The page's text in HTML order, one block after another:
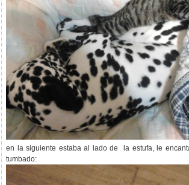
en la siguiente estaba al lado de la estufa, le
tumbado: